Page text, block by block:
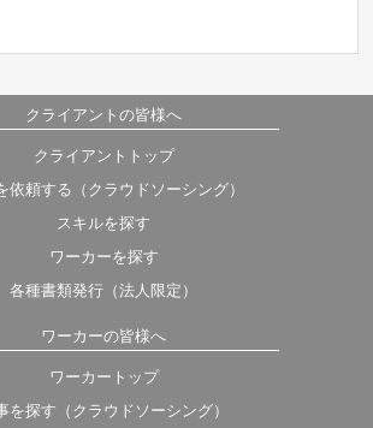
即納品可
コンペ
プロジェクト
クライアントの皆様へ
クライアントトップ
依頼する（クラウドソーシング）
スキルを探す
ワーカーを探す
各種書類発行（法人限定）
ワーカーの皆様へ
ワーカートップ
を探す（クラウドソーシング）